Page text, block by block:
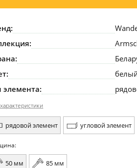
элемента:
рядовой элемент угловой элемент
50 мм 85 мм